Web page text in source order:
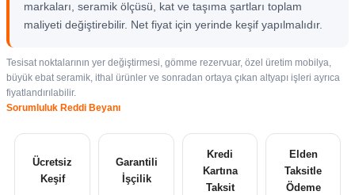
markaları, seramik ölçüsü, kat ve taşıma şartları toplam
maliyeti değiştirebilir. Net fiyat için yerinde keşif yapılmalıdır.
Tesisat noktalarının yer değiştirmesi, gömme rezervuar, özel üretim mobilya,
büyük ebat seramik, ithal ürünler ve sonradan ortaya çıkan altyapı işleri ayrıca
fiyatlandırılabilir.
Sorumluluk Reddi Beyanı
Ücretsiz
Keşif
Garantili
İşçilik
Kredi
Kartına
Taksit
Elden
Taksitle
Ödeme